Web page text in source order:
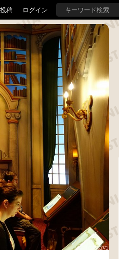
投稿 ログイン